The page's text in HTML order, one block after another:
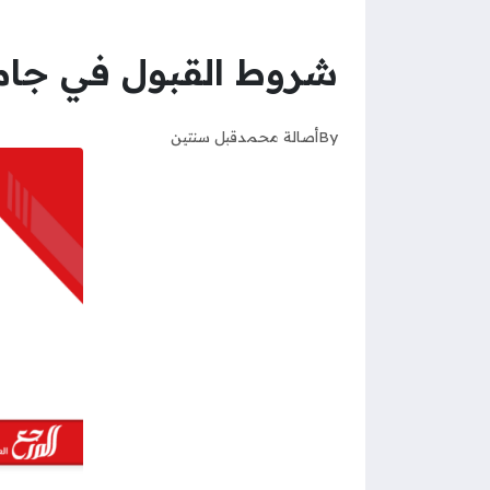
شروط القبول في
Byأصالة محمدقبل سنتين